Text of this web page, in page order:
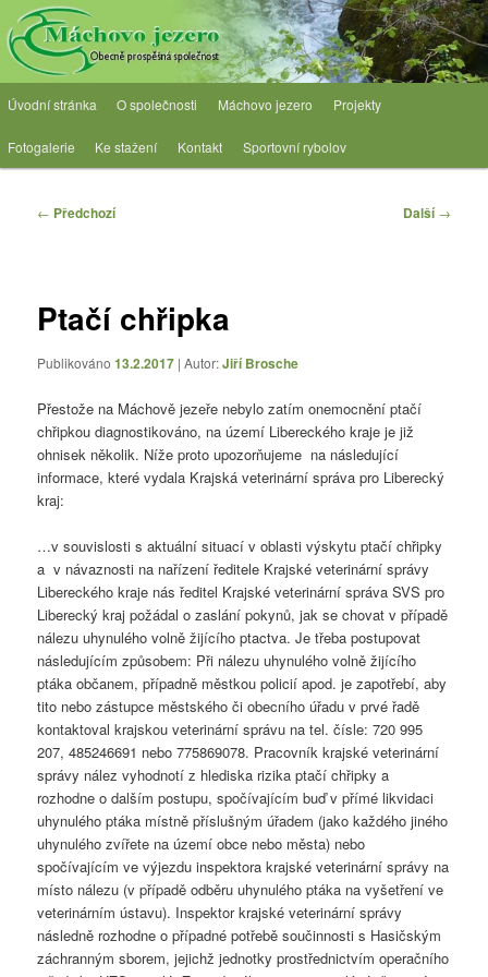
Přejít
k
hlavnímu
obsahu
webu OPS Máchovo jezero
Obecně prospěšná společnost
Hlavní
menu
Úvodní stránka O společnosti Máchovo jezero Projekty
Fotogalerie Ke stažení Kontakt Sportovní rybolov
Navigace
← Předchozí Další→
Ptačí chřipka
Publikováno13.2.2017 | Autor:Jiří Brosche
Přestože na Máchově jezeře nebylo zatím onemocnění ptačí
chřipkou diagnostikováno, na území Libereckého kraje je již
ohnisek několik. Níže proto upozorňujeme na následující
informace, které vydala Krajská veterinární správa pro Liberecký
kraj:
…v souvislosti s aktuální situací v oblasti výskytu ptačí chřipky
a v návaznosti na nařízení ředitele Krajské veterinární správy
Libereckého kraje nás ředitel Krajské veterinární správa SVS pro
Liberecký kraj požádal o zaslání pokynů, jak se chovat v případě
nálezu uhynulého volně žijícího ptactva. Je třeba postupovat
následujícím způsobem: Při nálezu uhynulého volně žijícího
ptáka občanem, případně městkou policií apod. je zapotřebí, aby
tito nebo zástupce městského či obecního úřadu v prvé řadě
kontaktoval krajskou veterinární správu na tel. čísle: 720 995
207, 485246691 nebo 775869078. Pracovník krajské veterinární
správy nález vyhodnotí z hlediska rizika ptačí chřipky a
rozhodne o dalším postupu, spočívajícím buď v přímé likvidaci
uhynulého ptáka místně příslušným úřadem (jako každého jiného
uhynulého zvířete na území obce nebo města) nebo
spočívajícím ve výjezdu inspektora krajské veterinární správy na
místo nálezu (v případě odběru uhynulého ptáka na vyšetření ve
veterinárním ústavu). Inspektor krajské veterinární správy
následně rozhodne o případné potřebě součinnosti s Hasičským
záchranným sborem, jejichž jednotky prostřednictvím operačního